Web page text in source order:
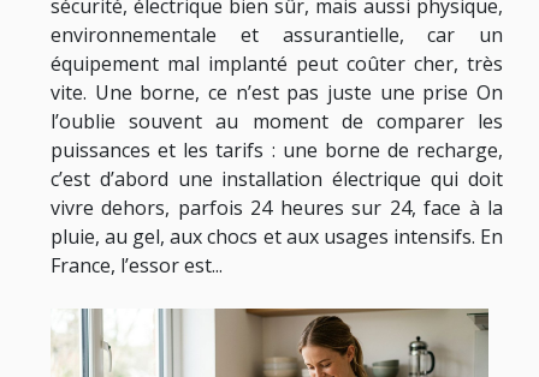
sécurité, électrique bien sûr, mais aussi physique,
environnementale et assurantielle, car un
équipement mal implanté peut coûter cher, très
vite. Une borne, ce n’est pas juste une prise On
l’oublie souvent au moment de comparer les
puissances et les tarifs : une borne de recharge,
c’est d’abord une installation électrique qui doit
vivre dehors, parfois 24 heures sur 24, face à la
pluie, au gel, aux chocs et aux usages intensifs. En
France, l’essor est...